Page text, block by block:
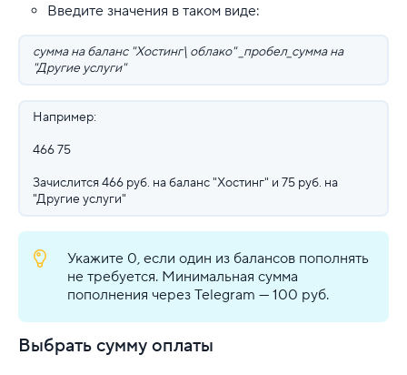
Партнерская программа
Конструктор сайта
SSL
Выделенные серверы
Правила оказания услуг и ограничения
Полезная информация
Введите значения в таком виде:
сумма на баланс "Хостинг\ облако" _пробел_сумма на
"Другие услуги"
Например:
466 75
Зачислится 466 руб. на баланс "Хостинг" и 75 руб. на
"Другие услуги"
Укажите 0, если один из балансов пополнять
не требуется. Минимальная сумма
пополнения через Telegram — 100 руб.
Выбрать сумму оплаты